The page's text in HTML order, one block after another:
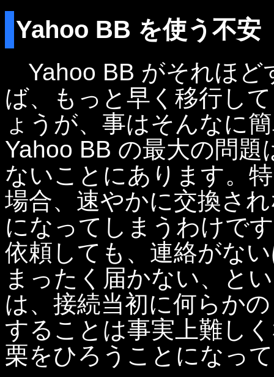
Yahoo BB を使う不安
Yahoo BB がそれほど
ば、もっと早く移行し
ょうが、事はそんなに
Yahoo BB の最大の問
ないことにあります。
場合、速やかに交換さ
になってしまうわけで
依頼しても、連絡がな
まったく届かない、と
は、接続当初に何らか
することは事実上難し
栗をひろうことになっ